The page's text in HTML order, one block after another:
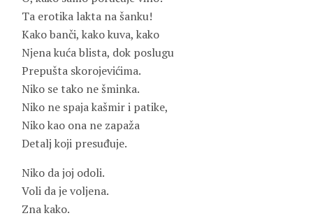
Ta erotika lakta na šanku!
Kako banči, kako kuva, kako
Njena kuća blista, dok poslugu
Prepušta skorojevićima.
Niko se tako ne šminka.
Niko ne spaja kašmir i patike,
Niko kao ona ne zapaža
Detalj koji presuđuje.
Niko da joj odoli.
Voli da je voljena.
Zna kako.